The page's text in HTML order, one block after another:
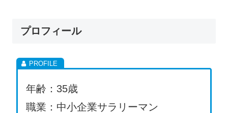
プロフィール
年齢：35歳
職業：中小企業サラリーマン